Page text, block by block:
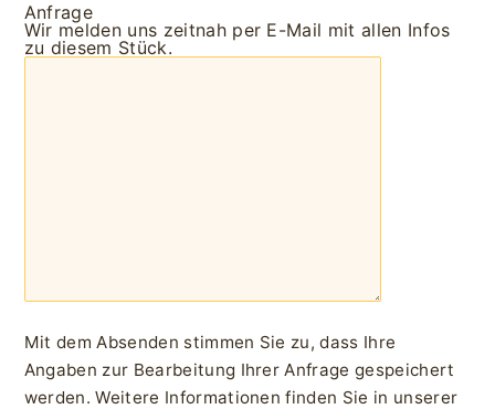
Anfrage
Wir melden uns zeitnah per E-Mail mit allen Infos
zu diesem Stück.
Mit dem Absenden stimmen Sie zu, dass Ihre
Angaben zur Bearbeitung Ihrer Anfrage gespeichert
werden. Weitere Informationen finden Sie in unserer